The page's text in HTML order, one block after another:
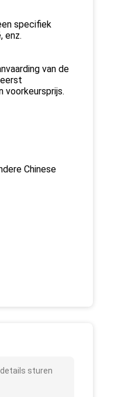
specifiek
enz.
van de
voorkeursprijs.
Chinese
sturen